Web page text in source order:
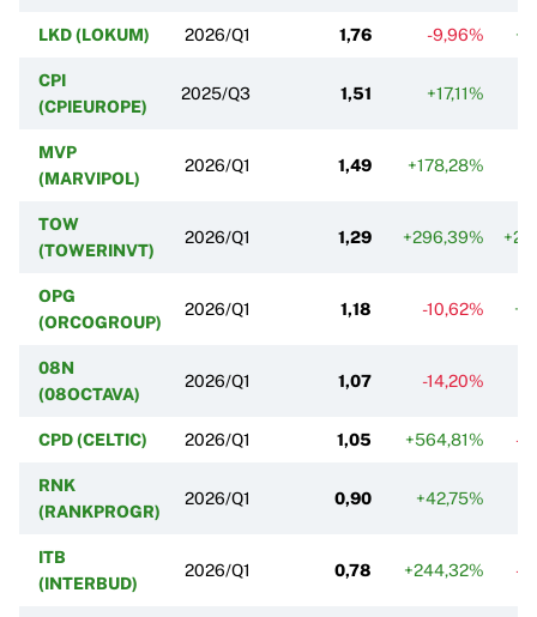
LKD (LOKUM) 2026/Q1 1,76 -9,96%
CPI
(CPIEUROPE)
2025/Q3 1,51 +17,11%
MVP
(MARVIPOL)
2026/Q1 1,49 +178,28%
TOW
(TOWERINVT)
2026/Q1 1,29 +296,39%
OPG
(ORCOGROUP)
2026/Q1 1,18 -10,62%
08N
(08OCTAVA)
2026/Q1 1,07 -14,20%
CPD (CELTIC) 2026/Q1 1,05 +564,81% -
RNK
(RANKPROGR)
2026/Q1 0,90 +42,75%
ITB
(INTERBUD)
2026/Q1 0,78 +244,32% -